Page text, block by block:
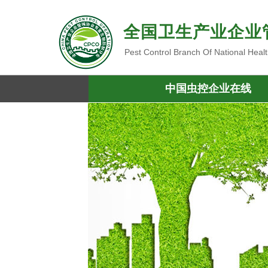
全国卫生产业企
Pest Control Branch Of National
中国虫控企业在线